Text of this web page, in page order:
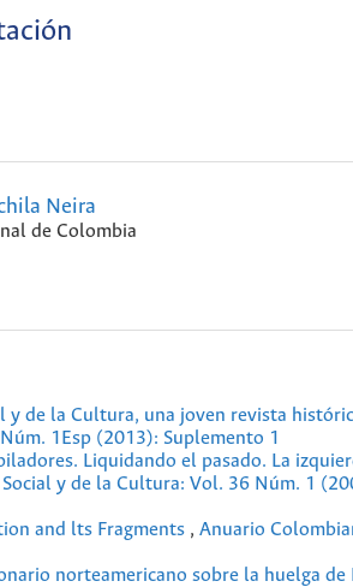
Neira
de Colombia
y de la Cultura, una joven revista
1Esp (2013): Suplemento 1
Liquidando el pasado. La
y de la Cultura: Vol. 36 Núm. 1
and lts Fragments , Anuario
norteamericano sobre la huelga